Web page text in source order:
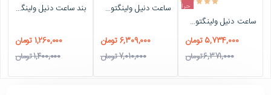
حراج
ساعت دنیل ولینگتون رزگلد زنانه بند حصیری متوسط Daniel-2480-L
5,734,000 تومان
6,371,000 تومان
ساعت دنیل ولینگتون زنانه بند حصیری سیلور سفید Daniel-2500-L
6,309,000 تومان
7,010,000 تومان
بند ساعت دنیل ولینگتون حصیری زنانه رزگلد Daniel-Strap-3027-L
1,260,000 تومان
1,400,000 تومان